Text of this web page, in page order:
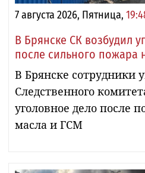
7 августа 2026, Пятница,
В Брянске СК возбудил
после сильного пожара
В Брянске сотрудники
Следственного
уголовное дело после
масла и ГСМ